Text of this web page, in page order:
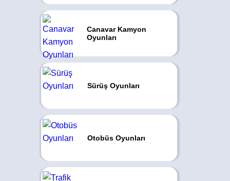
Canavar Kamyon
Oyunları
Sürüş Oyunları
Otobüs Oyunları